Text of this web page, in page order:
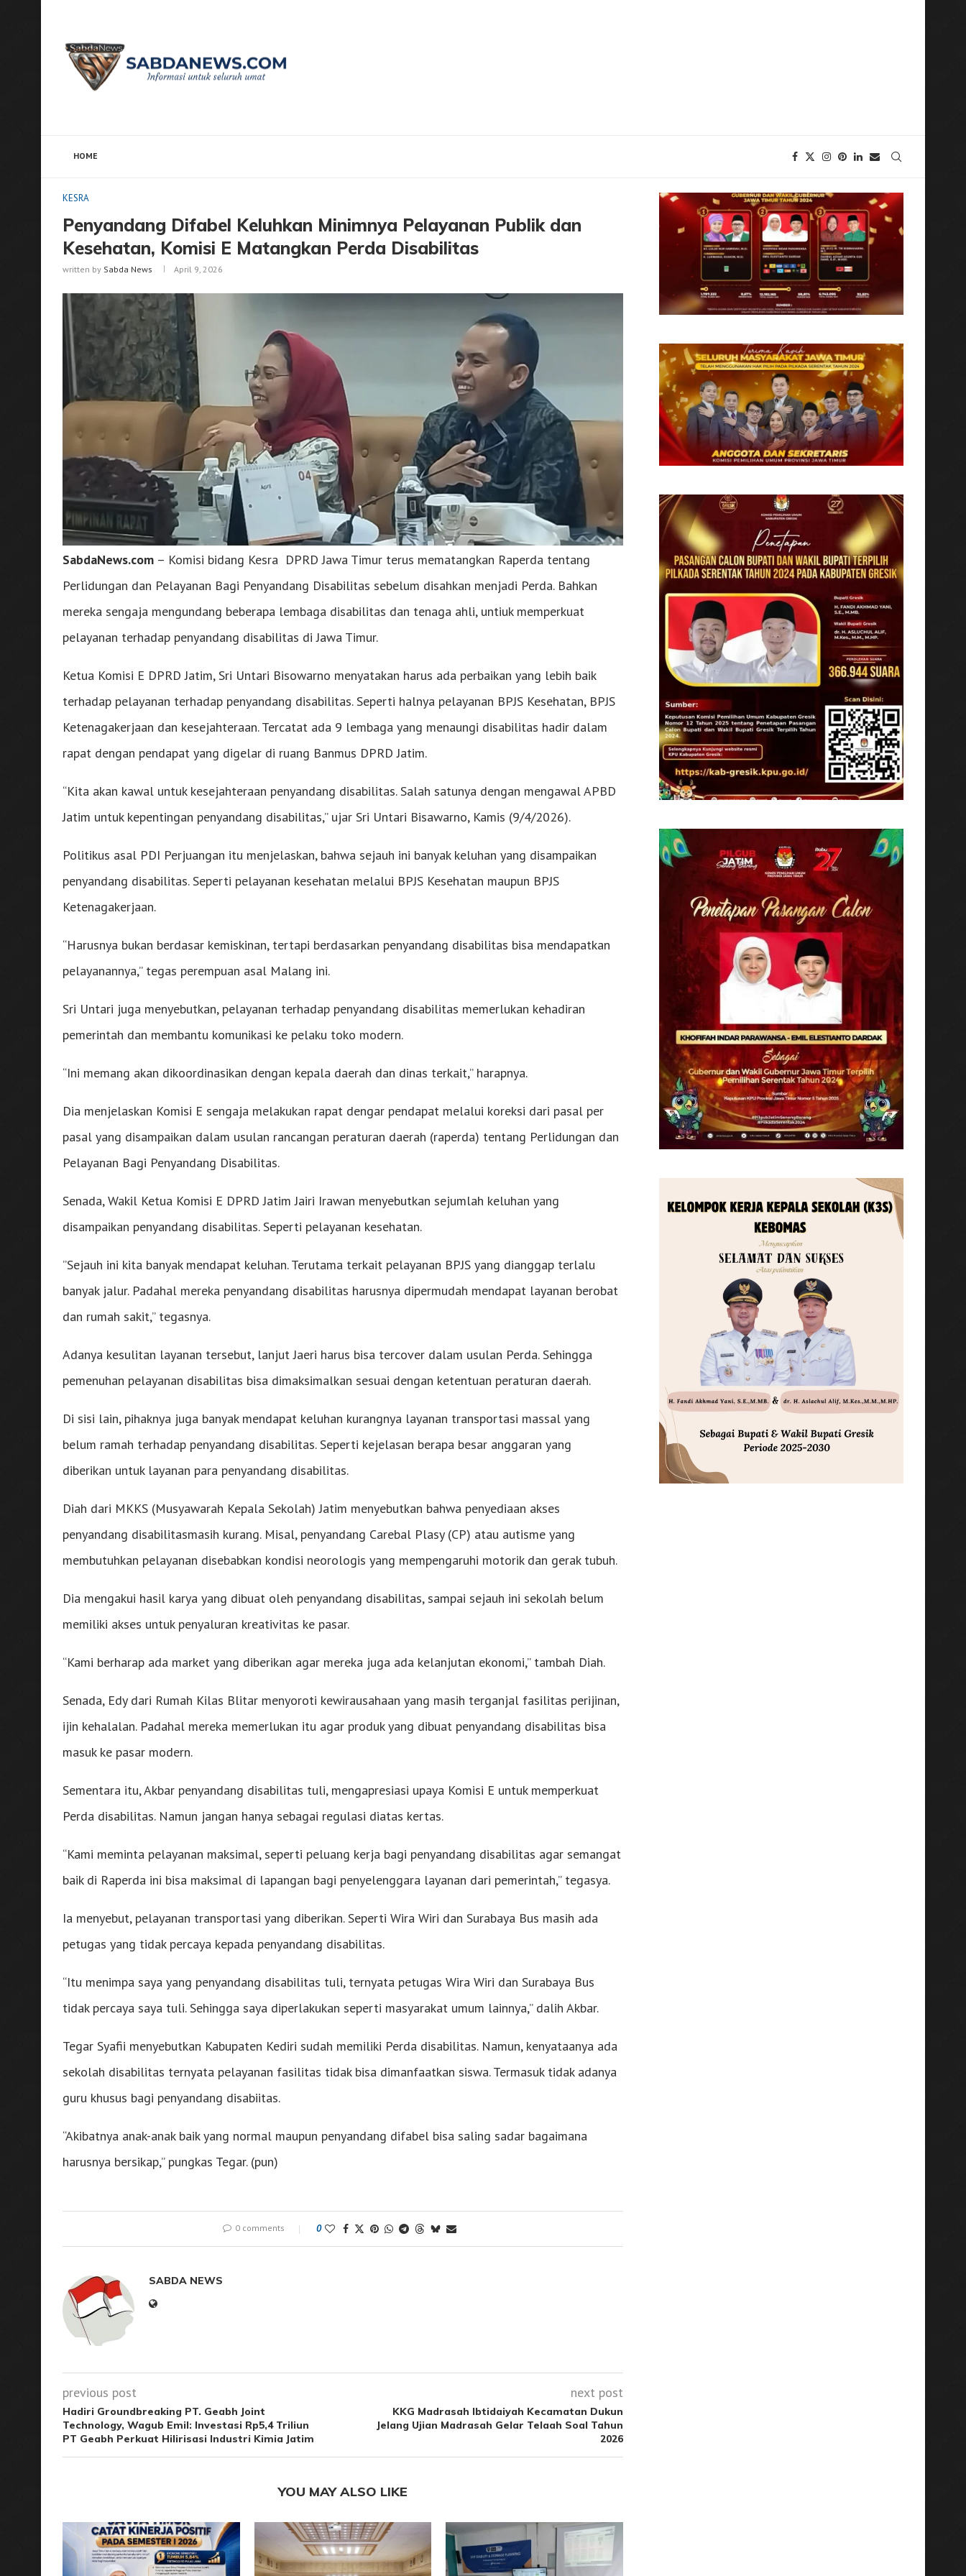
HOME
KESRA
Penyandang Difabel Keluhkan Minimnya Pelayanan Publik dan
Kesehatan, Komisi E Matangkan Perda Disabilitas
written by Sabda News April 9, 2026
SabdaNews.com – Komisi bidang Kesra DPRD Jawa Timur terus mematangkan Raperda tentang
Perlidungan dan Pelayanan Bagi Penyandang Disabilitas sebelum disahkan menjadi Perda. Bahkan
mereka sengaja mengundang beberapa lembaga disabilitas dan tenaga ahli, untiuk memperkuat
pelayanan terhadap penyandang disabilitas di Jawa Timur.
Ketua Komisi E DPRD Jatim, Sri Untari Bisowarno menyatakan harus ada perbaikan yang lebih baik
terhadap pelayanan terhadap penyandang disabilitas. Seperti halnya pelayanan BPJS Kesehatan, BPJS
Ketenagakerjaan dan kesejahteraan. Tercatat ada 9 lembaga yang menaungi disabilitas hadir dalam
rapat dengan pendapat yang digelar di ruang Banmus DPRD Jatim.
“Kita akan kawal untuk kesejahteraan penyandang disabilitas. Salah satunya dengan mengawal APBD
Jatim untuk kepentingan penyandang disabilitas,” ujar Sri Untari Bisawarno, Kamis (9/4/2026).
Politikus asal PDI Perjuangan itu menjelaskan, bahwa sejauh ini banyak keluhan yang disampaikan
penyandang disabilitas. Seperti pelayanan kesehatan melalui BPJS Kesehatan maupun BPJS
Ketenagakerjaan.
“Harusnya bukan berdasar kemiskinan, tertapi berdasarkan penyandang disabilitas bisa mendapatkan
pelayanannya,” tegas perempuan asal Malang ini.
Sri Untari juga menyebutkan, pelayanan terhadap penyandang disabilitas memerlukan kehadiran
pemerintah dan membantu komunikasi ke pelaku toko modern.
“Ini memang akan dikoordinasikan dengan kepala daerah dan dinas terkait,” harapnya.
Dia menjelaskan Komisi E sengaja melakukan rapat dengar pendapat melalui koreksi dari pasal per
pasal yang disampaikan dalam usulan rancangan peraturan daerah (raperda) tentang Perlidungan dan
Pelayanan Bagi Penyandang Disabilitas.
Senada, Wakil Ketua Komisi E DPRD Jatim Jairi Irawan menyebutkan sejumlah keluhan yang
disampaikan penyandang disabilitas. Seperti pelayanan kesehatan.
”Sejauh ini kita banyak mendapat keluhan. Terutama terkait pelayanan BPJS yang dianggap terlalu
banyak jalur. Padahal mereka penyandang disabilitas harusnya dipermudah mendapat layanan berobat
dan rumah sakit,” tegasnya.
Adanya kesulitan layanan tersebut, lanjut Jaeri harus bisa tercover dalam usulan Perda. Sehingga
pemenuhan pelayanan disabilitas bisa dimaksimalkan sesuai dengan ketentuan peraturan daerah.
Di sisi lain, pihaknya juga banyak mendapat keluhan kurangnya layanan transportasi massal yang
belum ramah terhadap penyandang disabilitas. Seperti kejelasan berapa besar anggaran yang
diberikan untuk layanan para penyandang disabilitas.
Diah dari MKKS (Musyawarah Kepala Sekolah) Jatim menyebutkan bahwa penyediaan akses
penyandang disabilitasmasih kurang. Misal, penyandang Carebal Plasy (CP) atau autisme yang
membutuhkan pelayanan disebabkan kondisi neorologis yang mempengaruhi motorik dan gerak tubuh.
Dia mengakui hasil karya yang dibuat oleh penyandang disabilitas, sampai sejauh ini sekolah belum
memiliki akses untuk penyaluran kreativitas ke pasar.
“Kami berharap ada market yang diberikan agar mereka juga ada kelanjutan ekonomi,” tambah Diah.
Senada, Edy dari Rumah Kilas Blitar menyoroti kewirausahaan yang masih terganjal fasilitas perijinan,
ijin kehalalan. Padahal mereka memerlukan itu agar produk yang dibuat penyandang disabilitas bisa
masuk ke pasar modern.
Sementara itu, Akbar penyandang disabilitas tuli, mengapresiasi upaya Komisi E untuk memperkuat
Perda disabilitas. Namun jangan hanya sebagai regulasi diatas kertas.
“Kami meminta pelayanan maksimal, seperti peluang kerja bagi penyandang disabilitas agar semangat
baik di Raperda ini bisa maksimal di lapangan bagi penyelenggara layanan dari pemerintah,” tegasya.
Ia menyebut, pelayanan transportasi yang diberikan. Seperti Wira Wiri dan Surabaya Bus masih ada
petugas yang tidak percaya kepada penyandang disabilitas.
“Itu menimpa saya yang penyandang disabilitas tuli, ternyata petugas Wira Wiri dan Surabaya Bus
tidak percaya saya tuli. Sehingga saya diperlakukan seperti masyarakat umum lainnya,” dalih Akbar.
Tegar Syafii menyebutkan Kabupaten Kediri sudah memiliki Perda disabilitas. Namun, kenyataanya ada
sekolah disabilitas ternyata pelayanan fasilitas tidak bisa dimanfaatkan siswa. Termasuk tidak adanya
guru khusus bagi penyandang disabiitas.
“Akibatnya anak-anak baik yang normal maupun penyandang difabel bisa saling sadar bagaimana
harusnya bersikap,” pungkas Tegar. (pun)
0 comments 0
SABDA NEWS
previous post
Hadiri Groundbreaking PT. Geabh Joint
Technology, Wagub Emil: Investasi Rp5,4 Triliun
PT Geabh Perkuat Hilirisasi Industri Kimia Jatim
next post
KKG Madrasah Ibtidaiyah Kecamatan Dukun
Jelang Ujian Madrasah Gelar Telaah Soal Tahun
2026
YOU MAY ALSO LIKE